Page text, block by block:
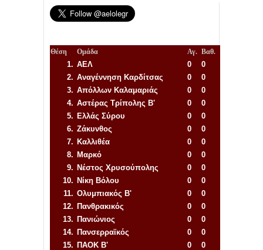
Θέση Ομάδα Αγ. Βαθ.
1. ΑΕΛ 0
0
2. Αναγέννηση Καρδίτσας 0
0
3. Απόλλων Καλαμαριάς 0
0
4. Αστέρας Τρίπολης Β' 0
0
5. Ελλάς Σύρου 0
0
6. Ζάκυνθος 0
0
7. Καλλιθέα 0
0
8. Μαρκό 0
0
9. Νέστος Χρυσούπολης 0
0
10. Νίκη Βόλου 0
0
11. Ολυμπιακός Β' 0
0
12. Πανθρακικός 0
0
13. Πανιώνιος 0
0
14. Πανσερραϊκός 0
0
15. ΠΑΟΚ Β' 0
0